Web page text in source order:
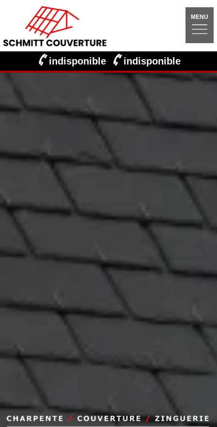
MENU
indisponible indisponible